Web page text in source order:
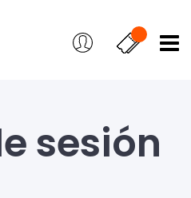
sesión